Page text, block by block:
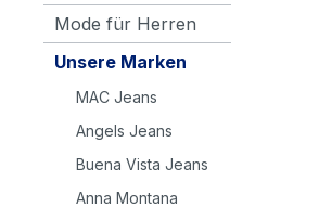
Mode für Herren
Unsere Marken
MAC Jeans
Angels Jeans
Buena Vista Jeans
Anna Montana